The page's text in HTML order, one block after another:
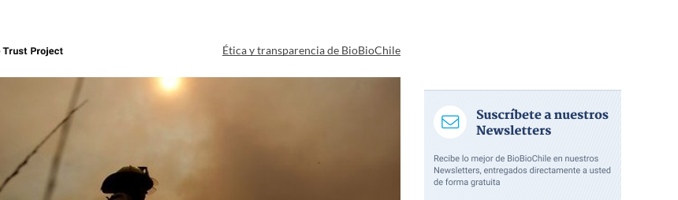
Ética y transparencia de BioBioChile